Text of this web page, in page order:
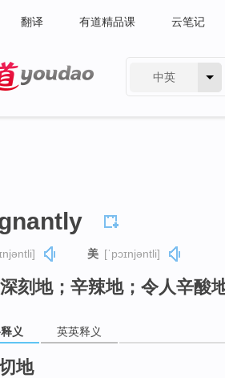
翻译 有道精品课 云笔记
中英
美 [ˈpɔɪnjəntli]
刻地；辛辣地；令人辛酸
义 英英释义
地